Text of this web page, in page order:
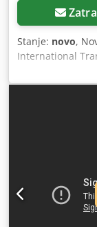
Stanje: novo,
International
transporter/
transportna
isporuka
popisu
promijenjena